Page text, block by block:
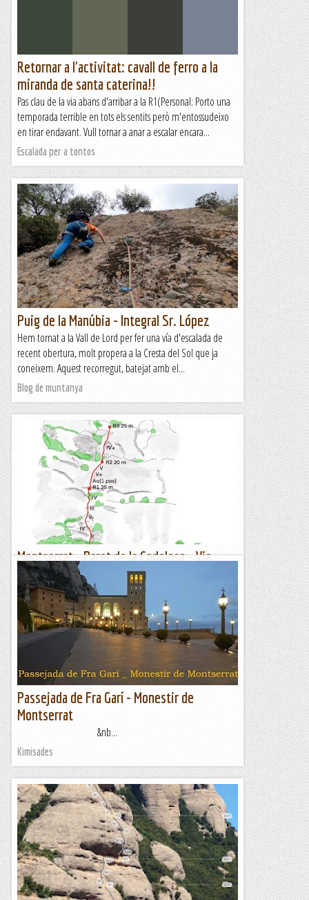
Retornar a l'activitat: cavall de ferro a la
miranda de santa caterina!!
Pas clau de la via abans d'arribar a la R1(Personal: Porto una
temporada terrible en tots els sentits però m'entossudeixo
en tirar endavant. Vull tornar a anar a escalar encara...
Escalada per a tontos
Puig de la Manúbia - Integral Sr. López
Hem tornat a la Vall de Lord per fer una vía d'escalada de
recent obertura, molt propera a la Cresta del Sol que ja
coneixem. Aquest recorregut, batejat amb el...
Blog de muntanya
Montserrat - Paret de la Codolosa - Via
Campions 13/05/2023
Per aquest dissabte, la previsió no era massa bona, així que
quedem amb la Laura i l'Alex per anar a la Paret de la
Codolosa per veure si podrem fer alguna cosa.Després...
Manel&Ita
Passejada de Fra Garí - Monestir de
Montserrat
&nb...
Kimisades